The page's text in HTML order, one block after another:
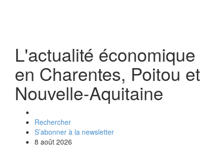
L'actualité économique
en Charentes, Poitou et
Nouvelle-Aquitaine
Rechercher
S’abonner à la newsletter
8 août 2026